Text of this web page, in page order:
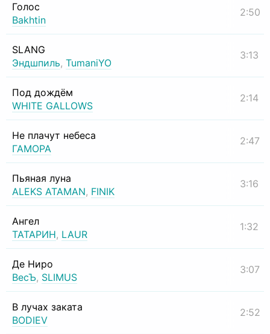
Голос
Bakhtin
2:50
SLANG
Эндшпиль, TumaniYO
3:13
Под дождём
WHITE GALLOWS
2:14
Не плачут небеса
ГАМОРА
2:47
Пьяная луна
ALEKS ATAMAN, FINIK
3:16
Ангел
ТАТАРИН, LAUR
1:32
Де Ниро
ВесЪ, SLIMUS
3:07
В лучах заката
BODIEV
2:52